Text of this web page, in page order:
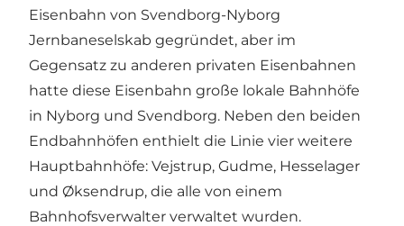
Eisenbahn von Svendborg-Nyborg
Jernbaneselskab gegründet, aber im
Gegensatz zu anderen privaten Eisenbahnen
hatte diese Eisenbahn große lokale Bahnhöfe
in Nyborg und Svendborg. Neben den beiden
Endbahnhöfen enthielt die Linie vier weitere
Hauptbahnhöfe: Vejstrup, Gudme, Hesselager
und Øksendrup, die alle von einem
Bahnhofsverwalter verwaltet wurden.